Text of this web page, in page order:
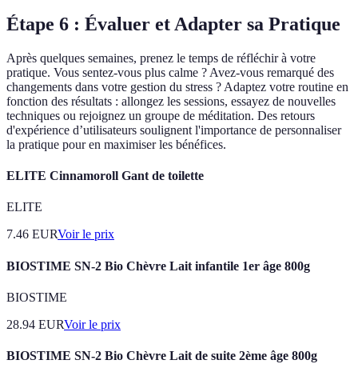
Étape 6 : Évaluer et Adapter sa Pratique
Après quelques semaines, prenez le temps de réfléchir à votre
pratique. Vous sentez-vous plus calme ? Avez-vous remarqué des
changements dans votre gestion du stress ? Adaptez votre routine en
fonction des résultats : allongez les sessions, essayez de nouvelles
techniques ou rejoignez un groupe de méditation. Des retours
d'expérience d’utilisateurs soulignent l'importance de personnaliser
la pratique pour en maximiser les bénéfices.
ELITE Cinnamoroll Gant de toilette
ELITE
7.46 EURVoir le prix
BIOSTIME SN-2 Bio Chèvre Lait infantile 1er âge 800g
BIOSTIME
28.94 EURVoir le prix
BIOSTIME SN-2 Bio Chèvre Lait de suite 2ème âge 800g